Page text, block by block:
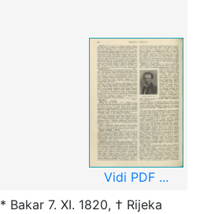
Vidi PDF ...
* Bakar 7. XI. 1820, † Rijeka